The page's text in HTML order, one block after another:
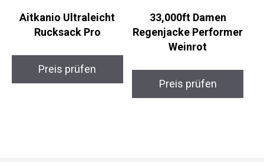
Aitkanio Ultraleicht
Rucksack Pro
Preis prüfen
33,000ft Damen
Regenjacke Performer
Weinrot
Preis prüfen